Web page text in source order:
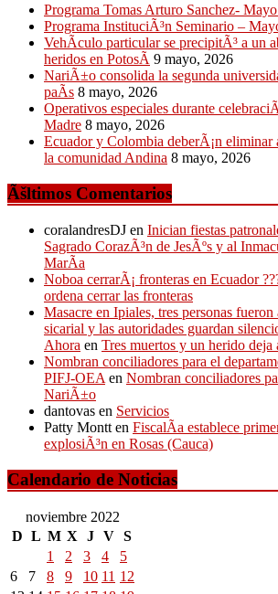
Programa Tomas Arturo Sanchez-
Programa InstituciÃ³n Seminario –
VehÃ­culo particular se precipitÃ³ a un
heridos en PotosÃ­ 9 mayo, 2026
NariÃ±o consolida la segunda
paÃ­s 8 mayo, 2026
Operativos especiales durante
Madre 8 mayo, 2026
Ecuador y Colombia deberÃ¡n eliminar
la comunidad Andina 8 mayo, 2026
Ãšltimos Comentarios
coralandresDJ en Inician fiestas
Sagrado CorazÃ³n de JesÃºs y al
MarÃ­a
Noboa cerrarÃ¡ fronteras en Ecuador
ordena cerrar las fronteras
Masacre en Ipiales, tres personas fueron
sicarial y las autoridades guardan
Ahora en Tres muertos y un herido deja
Nombran conciliadores para el
PIFJ-OEAen Nombran conciliadores
NariÃ±o
dantovas en Servicios
Patty Montten FiscalÃ­a establece
explosiÃ³n en Rosas (Cauca)
Calendario de Noticias
noviembre 2022
D L M X J V S
1
2 3 4
5
6
7 8 9 10 11 12